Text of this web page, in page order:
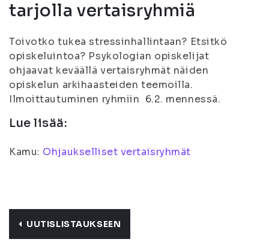
tarjolla vertaisryhmiä
Toivotko tukea stressinhallintaan? Etsitkö
opiskeluintoa? Psykologian opiskelijat
ohjaavat keväällä vertaisryhmät näiden
opiskelun arkihaasteiden teemoilla.
Ilmoittautuminen ryhmiin 6.2. mennessä.
Lue lisää:
Kamu: Ohjaukselliset vertaisryhmät
UUTISLISTAUKSEEN